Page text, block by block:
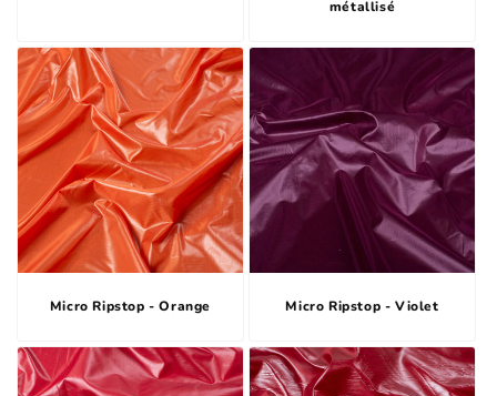
métallisé
Micro Ripstop - Orange Micro Ripstop - Violet